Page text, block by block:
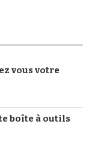
vous votre
boîte à outils